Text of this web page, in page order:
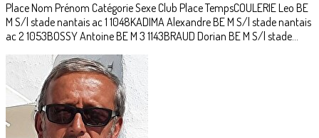
Place Nom Prénom Catégorie Sexe Club Place TempsCOULERIE Leo BE
M S/l stade nantais ac 1 1048KADIMA Alexandre BE M S/l stade nantais
ac 2 1053BOSSY Antoine BE M 3 1143BRAUD Dorian BE M S/l stade...